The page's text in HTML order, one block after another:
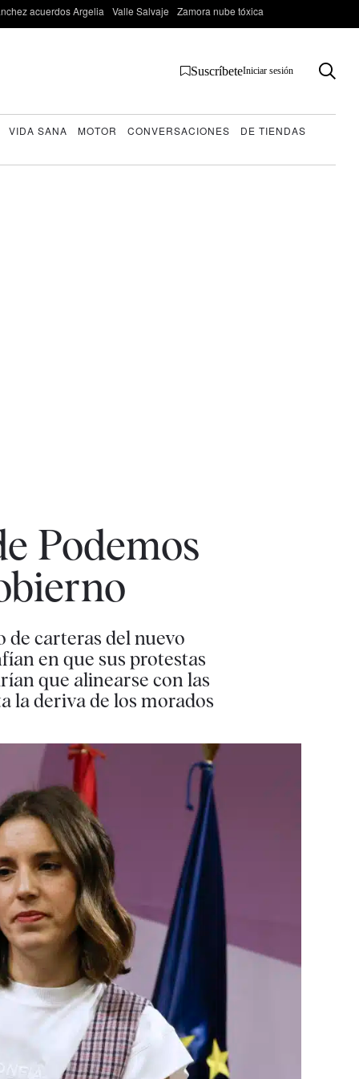
acuerdos Argelia Valle Salvaje Zamora nube tóxica
SuscríbeteIniciar sesión
VIDA SANA MOTOR CONVERSACIONES DE TIENDAS
Podemos
de carteras del nuevo
en que sus protestas
que alinearse con las
la deriva de los morados